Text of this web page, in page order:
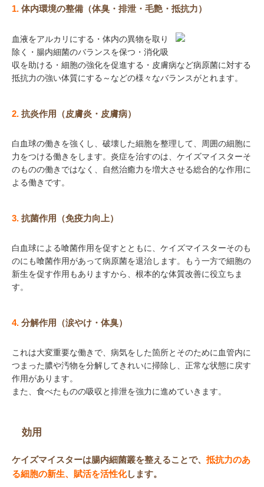
1. 体内環境の整備（体臭・排泄・毛艶・抵抗力）
血液をアルカリにする・体内の異物を取り
除く・腸内細菌のバランスを保つ・消化吸
収を助ける・細胞の強化を促進する・皮膚病など病原菌に対する
抵抗力の強い体質にする～などの様々なバランスがとれます。
2. 抗炎作用（皮膚炎・皮膚病）
白血球の働きを強くし、破壊した細胞を整理して、周囲の細胞に
力をつける働きをします。炎症を治すのは、ケイズマイスターそ
のものの働きではなく、自然治癒力を増大させる総合的な作用に
よる働きです。
3. 抗菌作用（免疫力向上）
白血球による喰菌作用を促すとともに、ケイズマイスターそのも
のにも喰菌作用があって病原菌を退治します。もう一方で細胞の
新生を促す作用もありますから、根本的な体質改善に役立ちま
す。
4. 分解作用（涙やけ・体臭）
これは大変重要な働きで、病気をした箇所とそのために血管内に
つまった膿や汚物を分解してきれいに掃除し、正常な状態に戻す
作用があります。
また、食べたものの吸収と排泄を強力に進めていきます。
効用
ケイズマイスターは腸内細菌叢を整えることで、 抵抗力のあ
る細胞の新生、賦活を活性化します。